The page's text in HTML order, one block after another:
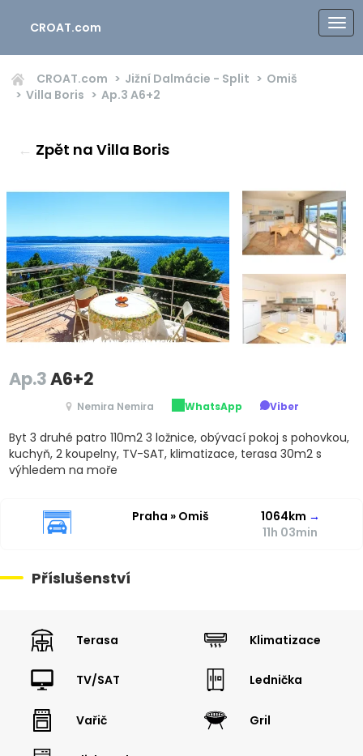
CROAT.com
CROAT.com Jižní Dalmácie - Split
Omiš
Villa Boris
Ap.3 A6+2
← Zpět na Villa Boris
Ap.3A6+2
Nemira Nemira WhatsApp Viber
Byt 3 druhé patro 110m2 3 ložnice, obývací pokoj s pohovkou,
kuchyň, 2 koupelny, TV-SAT, klimatizace, terasa 30m2 s
výhledem na moře
Praha » Omiš 1064km →
11h 03min
Příslušenství
Terasa Klimatizace
TV/SAT Lednička
Vařič Gril